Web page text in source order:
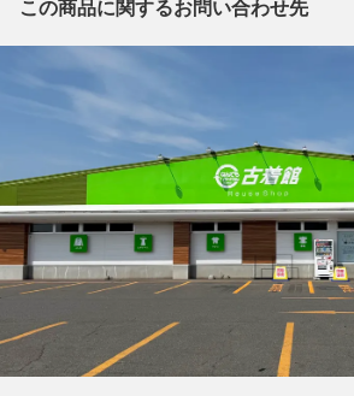
電話番号：0155-67-8571
【店舗内商品コード】1002100924087
【メーカー】ISSEY MIYAKE/イッセイミヤ
【型番】IM02FJ960
【対象】レディース
【カラー】オレンジ
【表記サイズ】EU M
【着丈】約60cm
【身幅】約40cm
【袖丈】約40cm
【付属品】なし
この商品に関するお問い合わせ先